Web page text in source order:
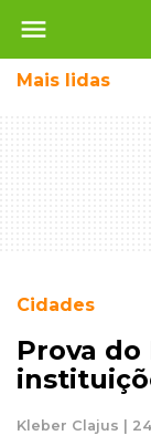
menu
Mais lidas
Cidades
Prova do
Kleber Clajus |